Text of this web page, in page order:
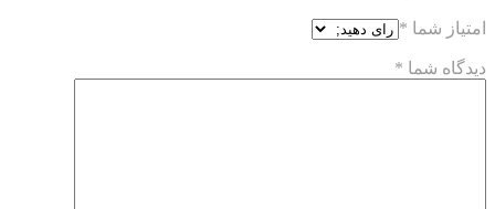
امتیاز شما *
دیدگاه شما *